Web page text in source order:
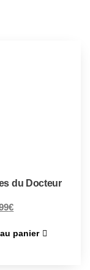
du Docteur
€
panier